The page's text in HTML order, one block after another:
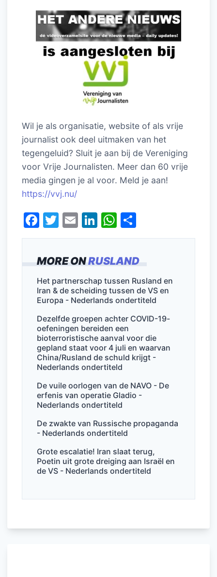
MORE ONRUSLAND
Het partnerschap tussen Rusland en
Iran & de scheiding tussen de VS en
Europa - Nederlands ondertiteld
Dezelfde groepen achter COVID-19-
oefeningen bereiden een
bioterroristische aanval voor die
gepland staat voor 4 juli en waarvan
China/Rusland de schuld krijgt -
Nederlands ondertiteld
De vuile oorlogen van de NAVO - De
erfenis van operatie Gladio -
Nederlands ondertiteld
De zwakte van Russische propaganda
- Nederlands ondertiteld
Grote escalatie! Iran slaat terug,
Poetin uit grote dreiging aan Israël en
de VS - Nederlands ondertiteld
Wil je als organisatie, website of als vrije
journalist ook deel uitmaken van het
tegengeluid? Sluit je aan bij de Vereniging
voor Vrije Journalisten. Meer dan 60 vrije
media gingen je al voor. Meld je aan!
https://vvj.nu/
F
a
e
b
o
o
k
T
w
er
E
m
l
Li
n
e
dI
n
W
h
s
A
p
p
el
n